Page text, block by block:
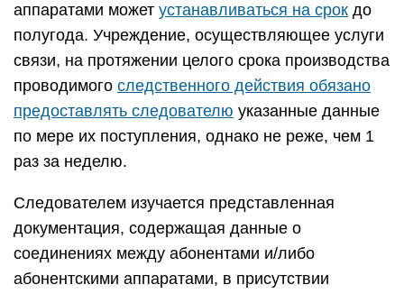
аппаратами может устанавливаться на срок до
полугода. Учреждение, осуществляющее услуги
связи, на протяжении целого срока производства
проводимого следственного действия обязано
предоставлять следователю указанные данные
по мере их поступления, однако не реже, чем 1
раз за неделю.
Следователем изучается представленная
документация, содержащая данные о
соединениях между абонентами и/либо
абонентскими аппаратами, в присутствии